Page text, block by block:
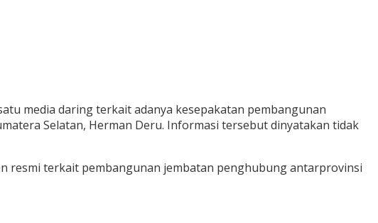
media daring terkait adanya kesepakatan pembangunan
Selatan, Herman Deru. Informasi tersebut dinyatakan tidak
resmi terkait pembangunan jembatan penghubung antarprovinsi